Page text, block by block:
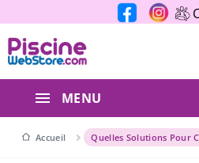
Panneau de gestion des
MENU
Accueil Quelles Solutions Pour